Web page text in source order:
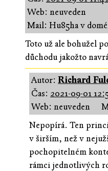
Web: neuveden
Mail: Hu85ha v
Toto už ale bohužel
důchodu jakožto
Autor:Richard
Čas: 2021-09-01
Web: neuveden
Nepopírá. Ten
v širším, než v
pochopitelném
rámci jednotlivých